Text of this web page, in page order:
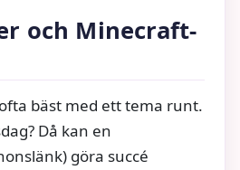
och Minecraft-
bäst med ett tema runt.
Då kan en
göra succé